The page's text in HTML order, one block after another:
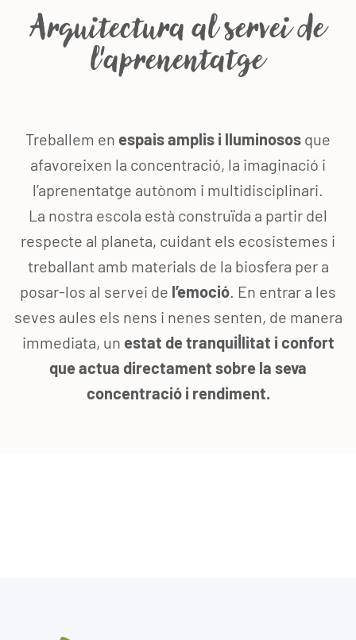
Arquitectura al servei de
l'aprenentatge
Treballem en espais amplis i lluminosos que
afavoreixen la concentració, la imaginació i
l’aprenentatge autònom i multidisciplinari.
La nostra escola està construïda a partir del
respecte al planeta, cuidant els ecosistemes i
treballant amb materials de la biosfera per a
posar-los al servei de l’emoció . En entrar a les
seves aules els nens i nenes senten, de manera
immediata, un estat de tranquil·litat i confort
que actua directament sobre la seva
concentració i rendiment.